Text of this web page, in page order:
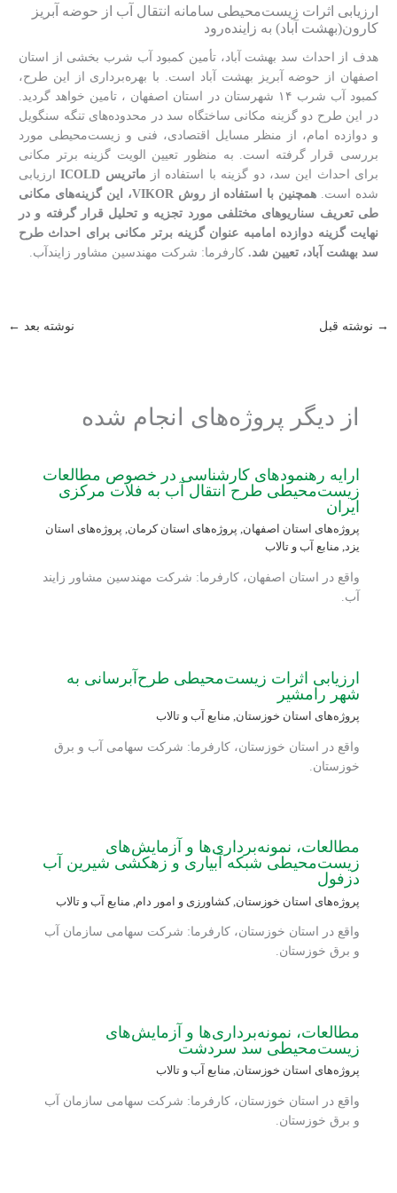
ارزیابی اثرات زیست‌محیطی سامانه انتقال آب از حوضه آبریز
کارون(بهشت آباد) به زاینده‌رود
هدف از احداث سد بهشت آباد، تأمین کمبود آب شرب بخشی از استان
اصفهان از حوضه آبریز بهشت ‌آباد است. با بهره‌برداری از این طرح،
کمبود آب شرب ۱۴ شهرستان در استان اصفهان ، تامین خواهد گردید.
در این طرح دو گزینه­ مکانی ساختگاه سد در محدوده‌های تنگه سنگويل
و دوازده امام، از منظر مسایل اقتصادی، فنی و زیست‌محیطی مورد
بررسی قرار گرفته ­است. به منظور تعيين الويت گزينه برتر مکانی
برای احداث این سد، دو گزينه با استفاده از
ماتریس ICOLD
ارزیابی
شده است.
همچنین با استفاده از روش VIKOR، این گزینه‌های مکانی
طی تعریف سناریوهای مختلفی مورد تجزیه و تحلیل قرار گرفته و در
نهايت گزينه دوازده امامبه عنوان گزينه برتر مکانی برای احداث طرح
سد بهشت آباد، تعیین شد. کارفرما: شرکت مهندسین مشاور زایندآب.
→ نوشته قبل نوشته بعد ←
از دیگر پروژه‌های انجام شده
ارایه رهنمودهای کارشناسی در خصوص مطالعات
زیست‌محیطی طرح انتقال آب به فلات مرکزی
ایران
پروژه‌های استان اصفهان, پروژه‌های استان کرمان, پروژه‌های استان
یزد, منابع آب و تالاب
واقع در استان اصفهان، کارفرما: شرکت مهندسین مشاور زایند
آب.
ارزیابی اثرات زیست‌محیطی طرح‌آبرسانی به
شهر رامشیر
پروژه‌های استان خوزستان, منابع آب و تالاب
واقع در استان خوزستان، کارفرما: شرکت سهامی آب و برق
خوزستان.
مطالعات، نمونه‌برداری‌ها و آزمایش‌های
زیست‌محیطی شبکه آبیاری و زهکشی شیرین آب
دزفول
پروژه‌های استان خوزستان ,کشاورزی و امور دام منابع آب و تالاب
واقع در استان خوزستان، کارفرما: شرکت سهامی سازمان آب
و برق خوزستان.
مطالعات، نمونه‌برداری‌ها و آزمایش‌های
زیست‌محیطی سد سردشت
پروژه‌های استان خوزستان, منابع آب و تالاب
واقع در استان خوزستان، کارفرما: شرکت سهامی سازمان آب
و برق خوزستان.